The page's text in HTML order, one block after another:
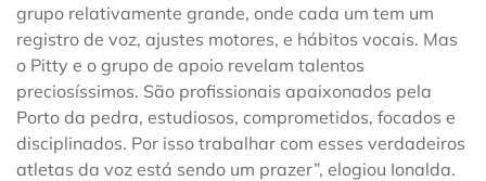
grupo relativamente grande, onde cada um tem um
registro de voz, ajustes motores, e hábitos vocais. Mas
o Pitty e o grupo de apoio revelam talentos
preciosíssimos. São profissionais apaixonados pela
Porto da pedra, estudiosos, comprometidos, focados e
disciplinados. Por isso trabalhar com esses verdadeiros
atletas da voz está sendo um prazer”, elogiou Ionalda.